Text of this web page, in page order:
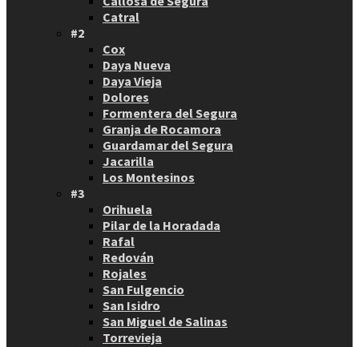
Catral
#2
Cox
Daya Nueva
Daya Vieja
Dolores
Formentera del Segura
Granja de Rocamora
Guardamar del Segura
Jacarilla
Los Montesinos
#3
Orihuela
Pilar de la Horadada
Rafal
Redován
Rojales
San Fulgencio
San Isidro
San Miguel de Salinas
Torrevieja